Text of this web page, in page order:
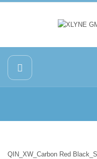
QIN_XW_Carbon Red